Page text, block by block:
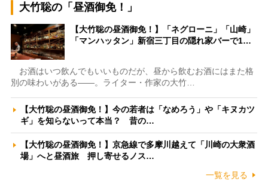
大竹聡の「昼酒御免！」
【大竹聡の昼酒御免！】「ネグローニ」「山崎」
「マンハッタン」新宿三丁目の隠れ家バーで1…
お酒はいつ飲んでもいいものだが、昼から飲むお酒にはまた格
別の味わいがある――。ライター・作家の大竹…
【大竹聡の昼酒御免！】今の若者は「なめろう」や「キヌカツ
ギ」を知らないって本当？ 昔の…
【大竹聡の昼酒御免！】京急線で多摩川越えて「川崎の大衆酒
場」へと昼酒旅 押し寄せるノス…
一覧を見る